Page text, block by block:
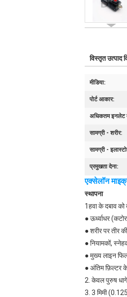
विस्तृत उत्पाद
मीडिया:
पोर्ट आकार:
अधिकतम इनलेट
सामग्री - शरीर:
सामग्री -
प्रमुखता देना:
एक्सेलॉन
स्थापना
1हवा के दबाव
● ऊर्ध्वाधर
● शरीर पर तीर
● नियामकों,
● मुख्य लाइन
● अंतिम फ़िल्टर
2. केवल पुरुष
3. 3 मिमी